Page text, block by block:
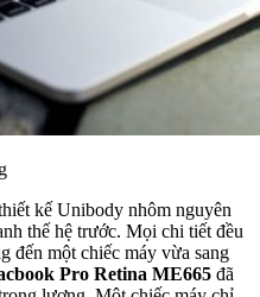
kế Unibody nhôm nguyên
thế hệ trước. Mọi chi tiết đều
đến một chiếc máy vừa sang
Pro Retina ME665 đã